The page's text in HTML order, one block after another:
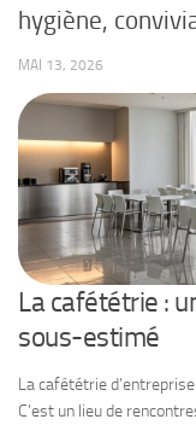
hygiène,
MAI 13, 2026
La cafététrie :
sous-estimé
La cafététrie
C’est un lieu de